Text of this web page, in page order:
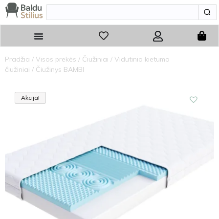
Pradžia / Visos prekės / Čiužiniai / Vidutinio kietumo
čiužiniai / Čiužinys BAMBI
Akcija!
Akcija
Akcija!